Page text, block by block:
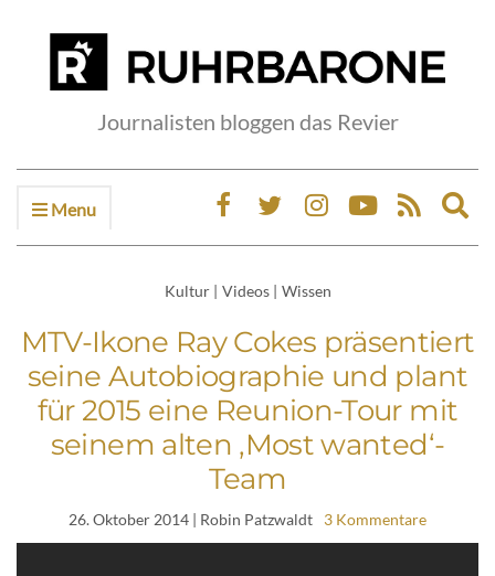
Journalisten bloggen das Revier
Menu
Kultur | Videos | Wissen
MTV-Ikone Ray Cokes präsentiert
seine Autobiographie und plant
für 2015 eine Reunion-Tour mit
seinem alten ‚Most wanted‘-
Team
26. Oktober 2014 | Robin Patzwaldt 3 Kommentare